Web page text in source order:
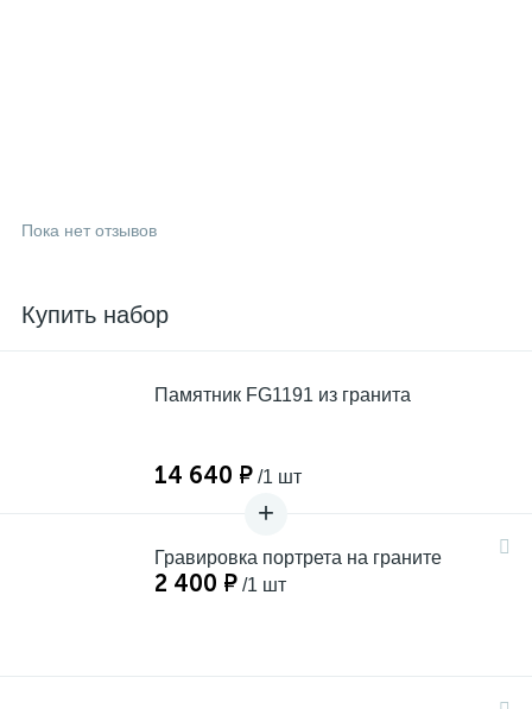
Пока нет отзывов
Купить набор
Памятник FG1191 из гранита
14 640 ₽ /1 шт
Гравировка портрета на граните
2 400 ₽ /1 шт